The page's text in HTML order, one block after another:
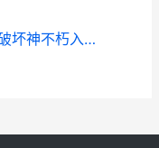
暗黑不朽召唤技能组合策略 暗黑破坏神不朽入门小白须知